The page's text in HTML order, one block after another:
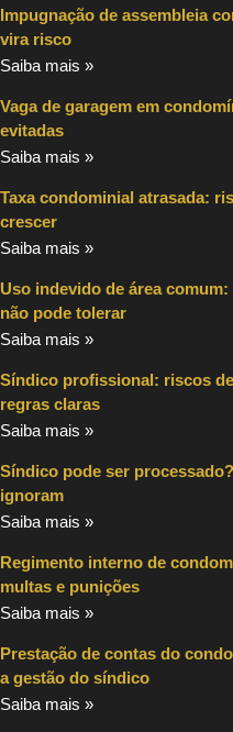
Impugnação de assembleia
vira risco
Saiba mais »
Vaga de garagem em
evitadas
Saiba mais »
Taxa condominial atrasada:
crescer
Saiba mais »
Uso indevido de área
não pode tolerar
Saiba mais »
Síndico profissional: riscos
regras claras
Saiba mais »
Síndico pode ser
ignoram
Saiba mais »
Regimento interno de
multas e punições
Saiba mais »
Prestação de contas do
a gestão do síndico
Saiba mais »